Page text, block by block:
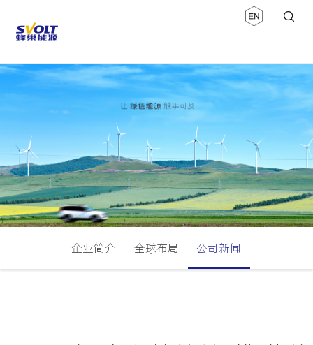
企业简介 全球布局 公司新闻